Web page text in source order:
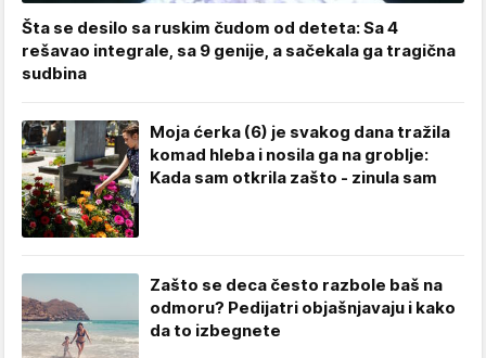
Šta se desilo sa ruskim čudom od deteta: Sa 4
rešavao integrale, sa 9 genije, a sačekala ga tragična
sudbina
Moja ćerka (6) je svakog dana tražila
komad hleba i nosila ga na groblje:
Kada sam otkrila zašto - zinula sam
Zašto se deca često razbole baš na
odmoru? Pedijatri objašnjavaju i kako
da to izbegnete